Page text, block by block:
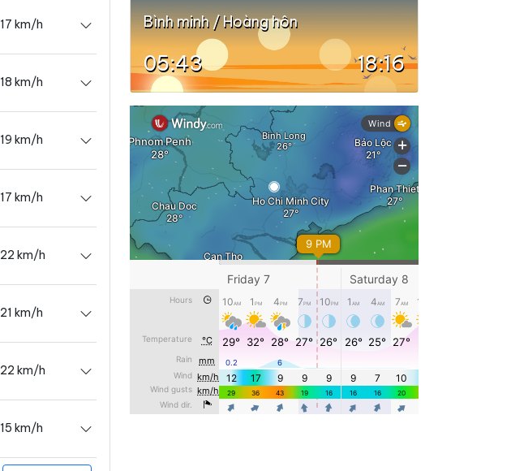
17 km/h
18 km/h
19 km/h
17 km/h
22 km/h
21 km/h
22 km/h
15 km/h
Bình minh / Hoàng hôn
05:43 18:16